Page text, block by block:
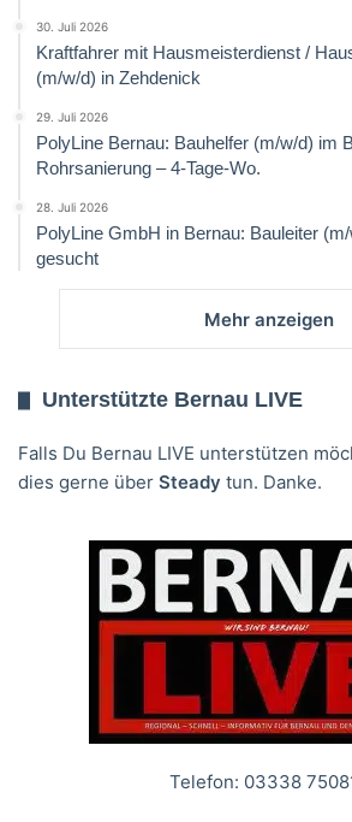
30. Juli 2026
Kraftfahrer mit Hausmeisterdienst /
(m/w/d) in Zehdenick
29. Juli 2026
PolyLine Bernau: Bauhelfer (m/w/d) im
Rohrsanierung – 4-Tage-Wo.
28. Juli 2026
PolyLine GmbH in Bernau: Bauleiter
gesucht
Mehr anzeigen
Unterstützte Bernau LIVE
Falls Du Bernau LIVE unterstützen
dies gerne über Steady tun. Danke.
Telefon: 03338